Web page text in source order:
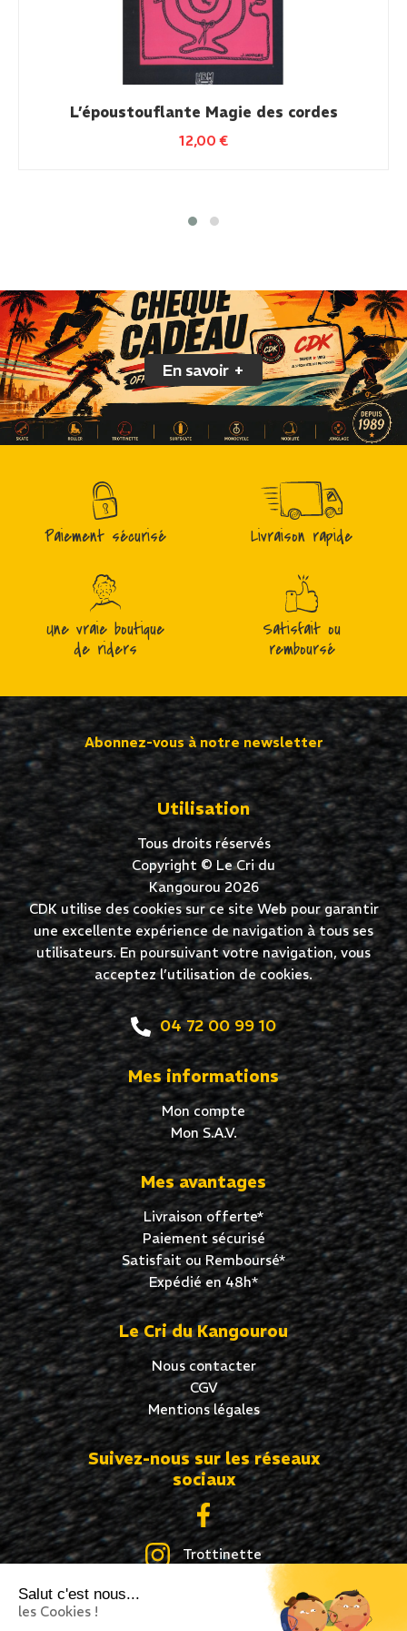
Salut c'est nous...
les Cookies !
L’époustouflante Magie des cordes
12,00€
En savoir +
Paiement sécurisé Livraison rapide
Une vraie boutique
de riders
Satisfait ou
remboursé
Abonnez-vous à notre newsletter
Utilisation
Tous droits réservés
Copyright © Le Cri du
Kangourou 2026
CDK utilise des cookies sur ce site Web pour garantir
une excellente expérience de navigation à tous ses
utilisateurs. En poursuivant votre navigation, vous
acceptez l’utilisation de cookies.
04 72 00 99 10
Mes informations
Mon compte
Mon S.A.V.
Mes avantages
Livraison offerte*
Paiement sécurisé
Satisfait ou Remboursé*
Expédié en 48h*
Le Cri du Kangourou
Nous contacter
CGV
Mentions légales
Suivez-nous sur les réseaux
sociaux
Trottinette